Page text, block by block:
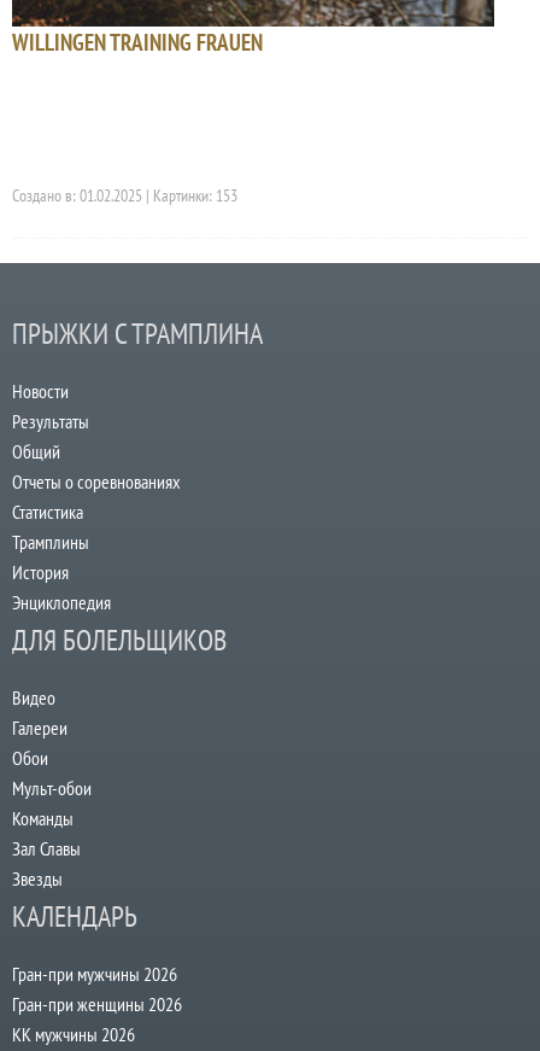
WILLINGEN TRAINING FRAUEN
Создано в: 01.02.2025 | Картинки: 153
ПРЫЖКИ С ТРАМПЛИНА
Новости
Результаты
Общий
Отчеты о соревнованиях
Статистика
Трамплины
История
Энциклопедия
ДЛЯ БОЛЕЛЬЩИКОВ
Видео
Галереи
Обои
Мульт-обои
Команды
Зал Славы
Звезды
КАЛЕНДАРЬ
Гран-при мужчины 2026
Гран-при женщины 2026
КК мужчины 2026